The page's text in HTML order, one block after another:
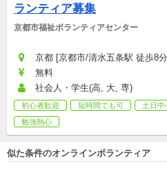
ランティア募集
京都市福祉ボランティアセンター
京都 [京都市/清水五条駅 徒歩8
無料
社会人・学生(高, 大, 専)
初心者歓迎 短時間でも可 土日中
勉強熱心
似た条件のオンラインボランティア